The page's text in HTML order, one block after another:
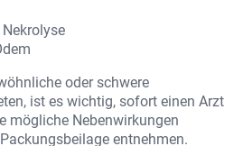
oder schwere
ist es wichtig, sofort einen Arzt
mögliche Nebenwirkungen
entnehmen.